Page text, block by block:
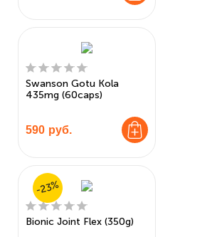
Swanson Gotu Kola
435mg (60caps)
590 руб.
Bionic Joint Flex (350g)
-23%